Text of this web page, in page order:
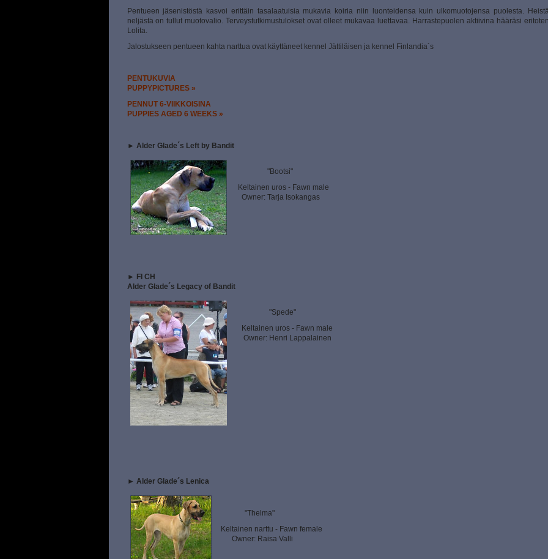
Pentueen jäsenistöstä kasvoi erittäin tasalaatuisia mukavia koiria niin luonteidensa kuin ulkomuotojensa puolesta.
neljästä on tullut muotovalio. Terveystutkimustulokset ovat olleet mukavaa luettavaa. Harrastepuolen aktiivina hääräsi eritoten
Lolita.
Jalostukseen pentueen kahta narttua ovat käyttäneet kennel Jättiläisen ja kennel Finlandia´s
PENTUKUVIA
PUPPYPICTURES »
PENNUT 6-VIIKKOISINA
PUPPIES AGED 6 WEEKS »
► Alder Glade´s Left by Bandit
"Bootsi"
Keltainen uros - Fawn male
Owner: Tarja Isokangas
► FI CH
Alder Glade´s Legacy of Bandit
"Spede"
Keltainen uros - Fawn male
Owner: Henri Lappalainen
► Alder Glade´s Lenica
"Thelma"
Keltainen narttu - Fawn female
Owner: Raisa Valli